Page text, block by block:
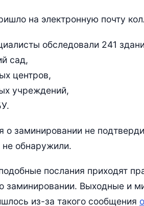
на электронную почту
обследовали 241
сад,
центров,
учреждений,
о заминировании не
не обнаружили.
послания приходят
заминировании. Выходные и
из-за такого сообщения